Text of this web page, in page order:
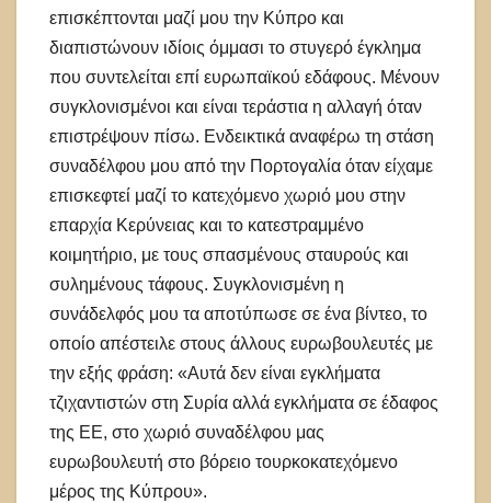
επισκέπτονται μαζί μου την Κύπρο και
διαπιστώνουν ιδίοις όμμασι το στυγερό έγκλημα
που συντελείται επί ευρωπαϊκού εδάφους. Μένουν
συγκλονισμένοι και είναι τεράστια η αλλαγή όταν
επιστρέψουν πίσω. Ενδεικτικά αναφέρω τη στάση
συναδέλφου μου από την Πορτογαλία όταν είχαμε
επισκεφτεί μαζί το κατεχόμενο χωριό μου στην
επαρχία Κερύνειας και το κατεστραμμένο
κοιμητήριο, με τους σπασμένους σταυρούς και
συλημένους τάφους. Συγκλονισμένη η
συνάδελφός μου τα αποτύπωσε σε ένα βίντεο, το
οποίο απέστειλε στους άλλους ευρωβουλευτές με
την εξής φράση: «Αυτά δεν είναι εγκλήματα
τζιχαντιστών στη Συρία αλλά εγκλήματα σε έδαφος
της ΕΕ, στο χωριό συναδέλφου μας
ευρωβουλευτή στο βόρειο τουρκοκατεχόμενο
μέρος της Κύπρου».